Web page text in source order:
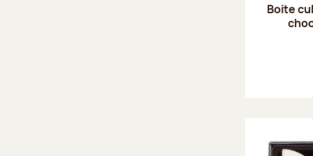
Boite